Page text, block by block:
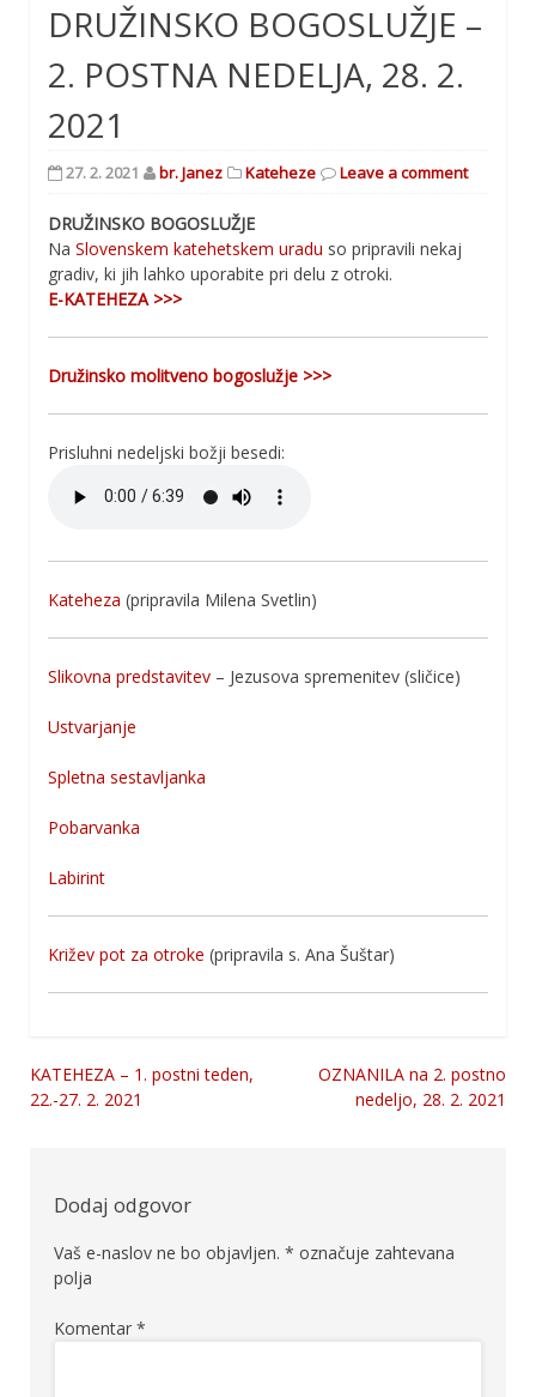
DRUŽINSKO BOGOSLUŽJE –
2. POSTNA NEDELJA, 28. 2.
2021
27. 2. 2021 br. Janez Kateheze Leave a comment
DRUŽINSKO BOGOSLUŽJE
Na Slovenskem katehetskem uradu so pripravili nekaj
gradiv, ki jih lahko uporabite pri delu z otroki.
E-KATEHEZA >>>
Družinsko molitveno bogoslužje >>>
Prisluhni nedeljski božji besedi:
Kateheza (pripravila Milena Svetlin)
Slikovna predstavitev – Jezusova spremenitev (sličice)
Ustvarjanje
Spletna sestavljanka
Pobarvanka
Labirint
Križev pot za otroke (pripravila s. Ana Šuštar)
Navigacija
KATEHEZA – 1. postni teden,
22.-27. 2. 2021
OZNANILA na 2. postno
nedeljo, 28. 2. 2021
Dodaj odgovor
Vaš e-naslov ne bo objavljen. * označuje zahtevana
polja
Komentar *